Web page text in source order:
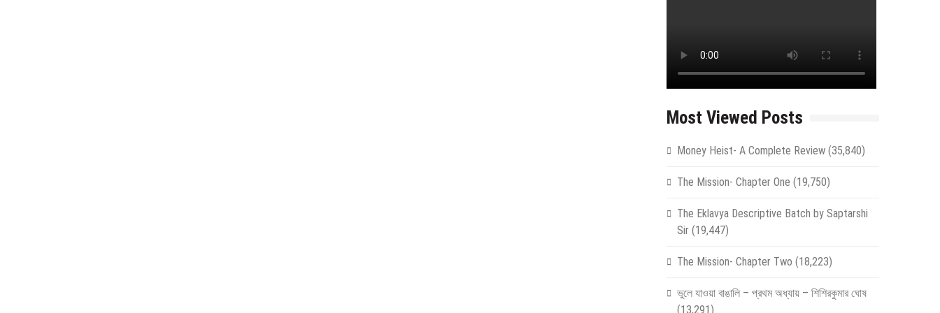
Most Viewed Posts
Money Heist- A Complete Review (35,840)
The Mission- Chapter One (19,750)
The Eklavya Descriptive Batch by Saptarshi
Sir (19,447)
The Mission- Chapter Two (18,223)
ভুলে যাওয়া বাঙালি – প্রথম অধ্যায় – শিশিরকুমার ঘোষ
(13,291)